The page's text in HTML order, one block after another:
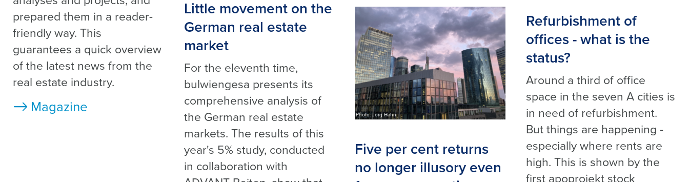
prepared them in a reader-
friendly way. This
guarantees a quick overview
of the latest news from the
real estate industry.
Magazine
Little movement on the
German real estate
market
For the eleventh time,
bulwiengesa presents its
comprehensive analysis of
the German real estate
markets. The results of this
year's 5% study, conducted
in collaboration with
Photo: Jörg Hahn
Five per cent returns
no longer illusory even
Refurbishment of
offices - what is the
status?
Around a third of office
space in the seven A cities is
in need of refurbishment.
But things are happening -
especially where rents are
high. This is shown by the
first apoprojekt stock